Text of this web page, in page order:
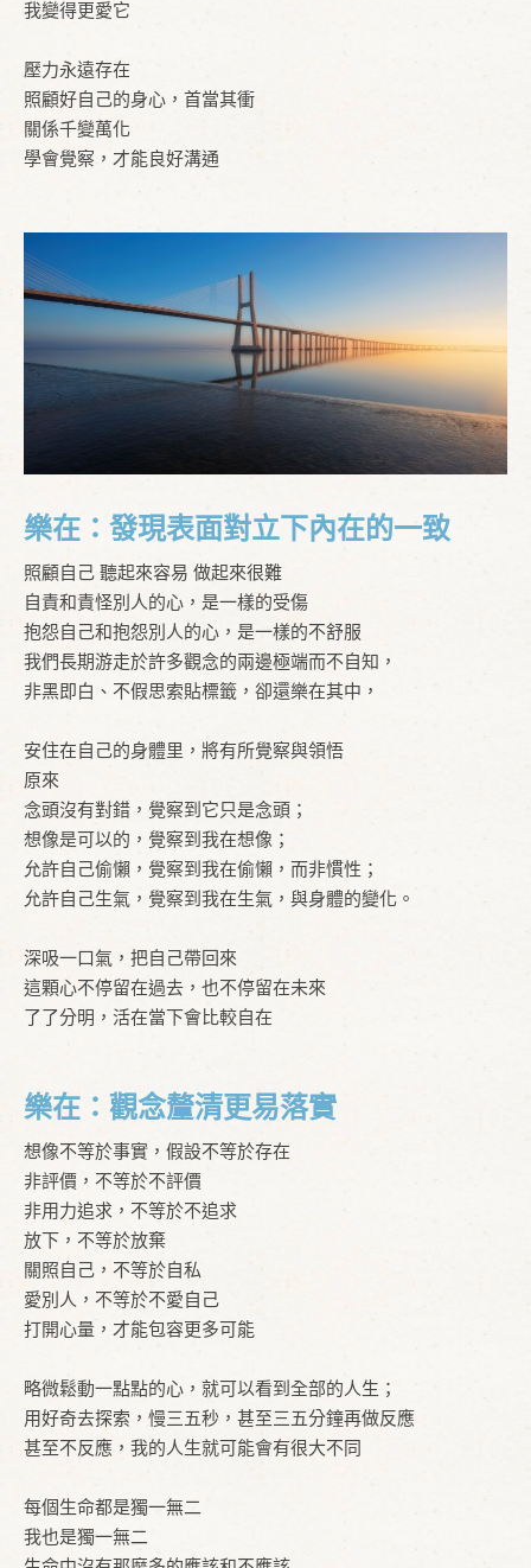
我變得更愛它
壓力永遠存在
照顧好自己的身心，首當其衝
關係千變萬化
學會覺察，才能良好溝通
樂在：發現表面對立下內在的一致
照顧自己 聽起來容易 做起來很難
自責和責怪別人的心，是一樣的受傷
抱怨自己和抱怨別人的心，是一樣的不舒服
我們長期游走於許多觀念的兩邊極端而不自知，
非黑即白、不假思索貼標籤，卻還樂在其中，
安住在自己的身體里，將有所覺察與領悟
原來
念頭沒有對錯，覺察到它只是念頭；
想像是可以的，覺察到我在想像；
允許自己偷懶，覺察到我在偷懶，而非慣性；
允許自己生氣，覺察到我在生氣，與身體的變化。
深吸一口氣，把自己帶回來
這顆心不停留在過去，也不停留在未來
了了分明，活在當下會比較自在
樂在：觀念釐清更易落實
想像不等於事實，假設不等於存在
非評價，不等於不評價
非用力追求，不等於不追求
放下，不等於放棄
關照自己，不等於自私
愛別人，不等於不愛自己
打開心量，才能包容更多可能
略微鬆動一點點的心，就可以看到全部的人生；
用好奇去探索，慢三五秒，甚至三五分鐘再做反應
甚至不反應，我的人生就可能會有很大不同
每個生命都是獨一無二
我也是獨一無二